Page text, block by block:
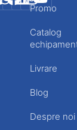
Promo
Catalog
Livrare
Blog
Despre noi